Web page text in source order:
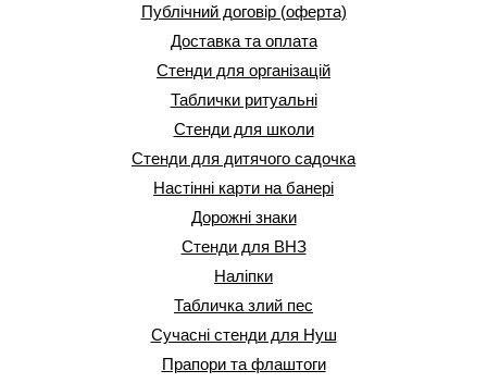
Публічний договір (оферта)
Доставка та оплата
Стенди для організацій
Таблички ритуальні
Стенди для школи
Стенди для дитячого садочка
Настінні карти на банері
Дорожні знаки
Стенди для ВНЗ
Наліпки
Табличка злий пес
Сучасні стенди для Нуш
Прапори та флаштоги